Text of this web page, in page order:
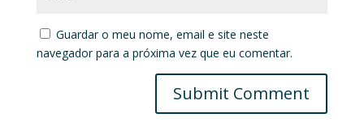
Guardar o meu nome, email e site neste
navegador para a próxima vez que eu comentar.
Submit Comment